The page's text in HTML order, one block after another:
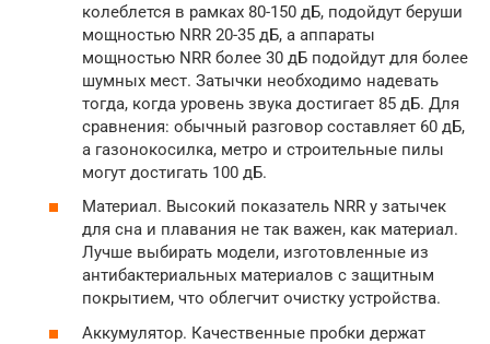
колеблется в рамках 80-150 дБ, подойдут беруши
мощностью NRR 20-35 дБ, а аппараты
мощностью NRR более 30 дБ подойдут для более
шумных мест. Затычки необходимо надевать
тогда, когда уровень звука достигает 85 дБ. Для
сравнения: обычный разговор составляет 60 дБ,
а газонокосилка, метро и строительные пилы
могут достигать 100 дБ.
Материал. Высокий показатель NRR у затычек
для сна и плавания не так важен, как материал.
Лучше выбирать модели, изготовленные из
антибактериальных материалов с защитным
покрытием, что облегчит очистку устройства.
Аккумулятор. Качественные пробки держат